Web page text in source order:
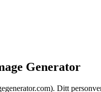
Generator
Ditt